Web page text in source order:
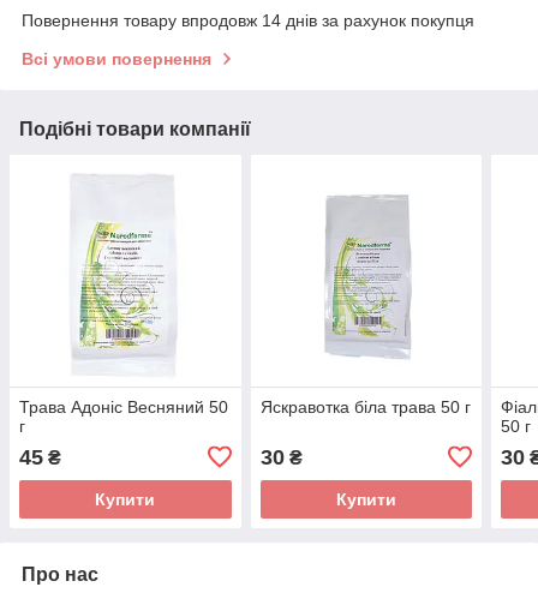
Повернення товару впродовж 14 днів за рахунок покупця
Всі умови повернення
Подібні товари компанії
Трава Адоніс Весняний 50
г
45 ₴
Купити
Яскравотка біла трава 50 г
30₴
Купити
50 г
30
Про нас